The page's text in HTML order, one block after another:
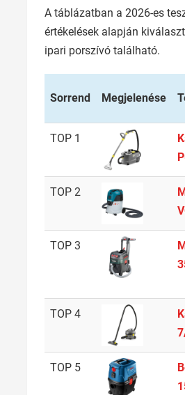
A táblázatban a 2026-es
értékelések alapján
ipari porszívó található.
Sorrend Megjelenése
TOP 1
TOP 2
TOP 3
TOP 4
TOP 5